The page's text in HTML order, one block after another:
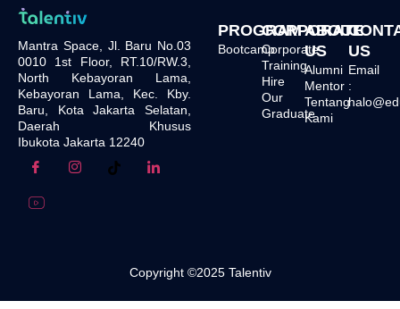
Mantra Space, Jl. Baru No.03
0010 1st Floor, RT.10/RW.3,
North Kebayoran Lama,
Kebayoran Lama, Kec. Kby.
Baru, Kota Jakarta Selatan,
Daerah Khusus
Ibukota Jakarta 12240
PROGRAM
Bootcamp
CORPORATE
Corporate
Training
Hire
Our
Graduate
ABOUT
US
Alumni
Mentor
Tentang
Kami
US
Email
:
Copyright ©2025 Talentiv